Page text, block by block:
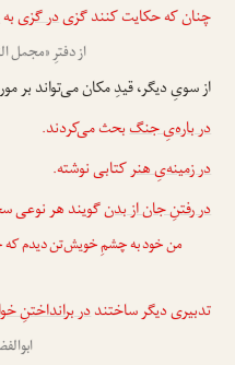
چنان که حکایت کنند گزیدر گزی
از دفترِ
از سویِ دیگر، قیدِ مکان می‌تواند بر
در باره‌یِ جنگبحث می‌کردند.
در زمینه‌یِ هنرکتابی نوشته.
در رفتنِ جان از بدنگویند هر نوعی
من خود به چشمِ خویش‌تن دیدم
تدبیری دیگر ساختنددر برانداختنِ